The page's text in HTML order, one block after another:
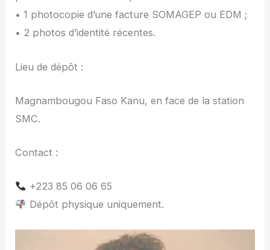
• 1 photocopie d’une facture SOMAGEP ou EDM ;
• 2 photos d’identité récentes.
Lieu de dépôt :
Magnambougou Faso Kanu, en face de la station
SMC.
Contact :
+223 85 06 06 65
Dépôt physique uniquement.